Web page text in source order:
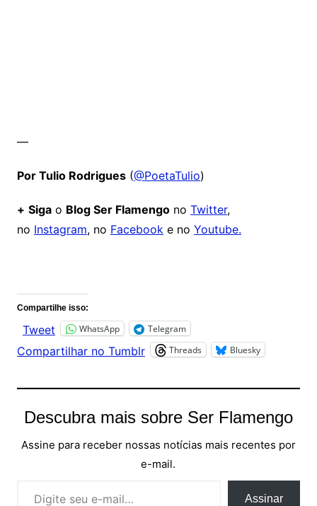
—
Por Tulio Rodrigues(@PoetaTulio)
+ Sigao Blog Ser Flamengono Twitter,
no Instagram, no Facebooke no Youtube.
Compartilhe isso:
Tweet WhatsApp Telegram
Compartilhar no Tumblr Threads Bluesky
Descubra mais sobre Ser Flamengo
Assine para receber nossas notícias mais recentes por
e-mail.
Assinar